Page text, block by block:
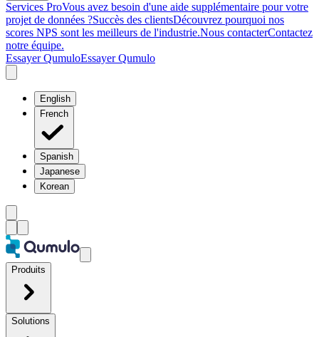
Services ProVous avez besoin d'une aide supplémentaire pour votre
projet de données ?Succès des clientsDécouvrez pourquoi nos
scores NPS sont les meilleurs de l'industrie.Nous contacterContactez
notre équipe.
Essayer QumuloEssayer Qumulo
English
French
Spanish
Japanese
Korean
Produits
Solutions